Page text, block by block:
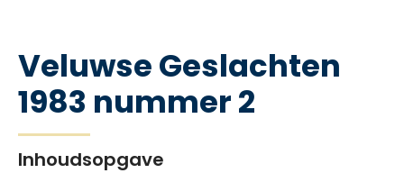
Veluwse Geslachten
1983 nummer 2
Inhoudsopgave